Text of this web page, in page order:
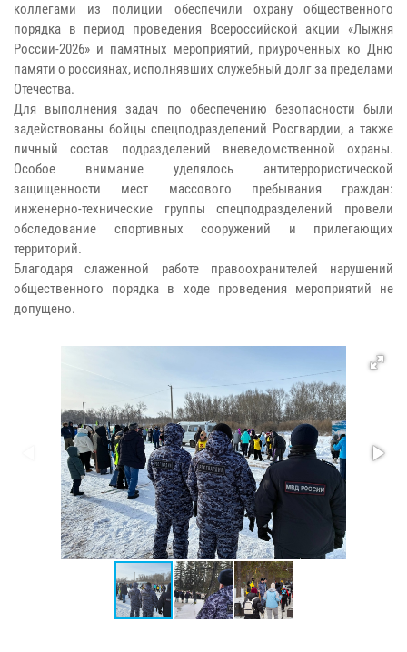
коллегами из полиции обеспечили охрану общественного
порядка в период проведения Всероссийской акции «Лыжня
России-2026» и памятных мероприятий, приуроченных ко Дню
памяти о россиянах, исполнявших служебный долг за пределами
Отечества.
Для выполнения задач по обеспечению безопасности были
задействованы бойцы спецподразделений Росгвардии, а также
личный состав подразделений вневедомственной охраны.
Особое внимание уделялось антитеррористической
защищенности мест массового пребывания граждан:
инженерно-технические группы спецподразделений провели
обследование спортивных сооружений и прилегающих
территорий.
Благодаря слаженной работе правоохранителей нарушений
общественного порядка в ходе проведения мероприятий не
допущено.